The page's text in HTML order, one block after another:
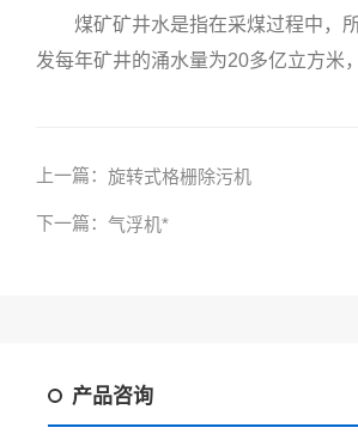
煤矿矿井水是指在采煤过程中，所
发每年矿井的涌水量为20多亿立方米
上一篇： 旋转式格栅除污机
下一篇： 气浮机*
产品咨询